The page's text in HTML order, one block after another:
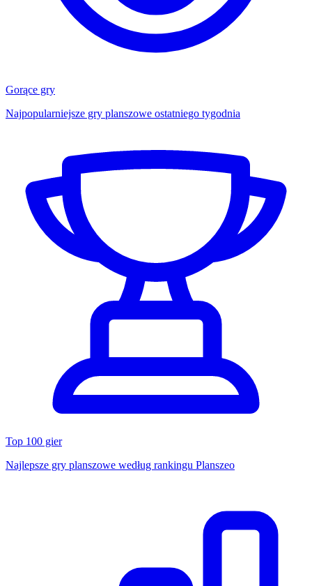
Gorące gry
Najpopularniejsze gry planszowe ostatniego tygodnia
Top 100 gier
Najlepsze gry planszowe według rankingu Planszeo